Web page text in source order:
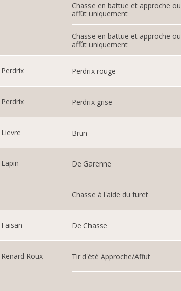
Chasse en battue et approche ou
affût uniquement
Chasse en battue et approche ou
affût uniquement
Perdrix Perdrix rouge
Perdrix Perdrix grise
Lievre Brun
Lapin De Garenne
Chasse à l'aide du furet
Faisan De Chasse
Renard Roux Tir d'été Approche/Affut